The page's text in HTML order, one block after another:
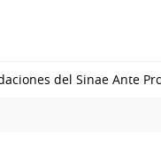
del Sinae Ante